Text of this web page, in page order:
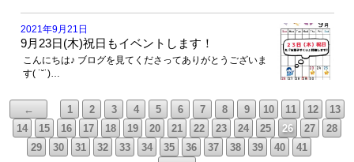
2021年9月21日
9月23日(木)祝日もイベントします！
こんにちは♪ ブログを見てくださってありがとうございま
す( ˙˘˙)…
← 1 2 3 4 5 6 7 8 9 10 11 12
13
14
15 16 17 18 19 20 21 22 23 24 25 26 27
28
29
30 31 32 33 34 35 36 37 38 39 40
41